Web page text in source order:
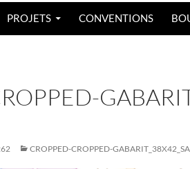
PROJETS CONVENTIONS
CROPPED-CROPPED-